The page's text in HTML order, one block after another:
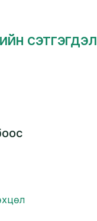
сэтгэгдэл